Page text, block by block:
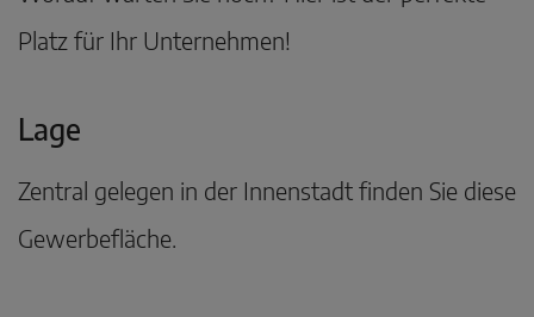
Platz für Ihr Unternehmen!
Lage
Zentral gelegen in der Innenstadt finden Sie diese
Gewerbefläche.